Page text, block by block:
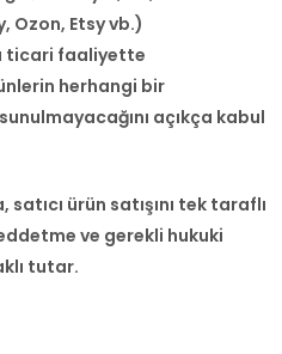
Ozon, Etsy vb.)
ticari faaliyette
herhangi bir
açıkça kabul
ürün satışını tek taraflı
ve gerekli hukuki
tutar.